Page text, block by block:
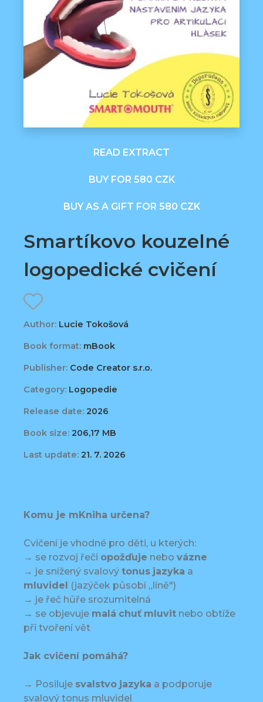
READ EXTRACT
BUY FOR 580 CZK
BUY AS A GIFT FOR 580 CZK
Smartíkovo kouzelné
logopedické cvičení
Author: Lucie Tokošová
Book format: mBook
Publisher: Code Creator s.r.o.
Category: Logopedie
Release date: 2026
Book size: 206,17 MB
Last update: 21. 7. 2026
Komu je mKniha určena?
Cvičení je vhodné pro děti, u kterých:
→ se rozvoj řeči opožďuje nebo vázne
→ je snížený svalový tonus jazyka a
mluvidel
(jazýček působí „líně")
→ je řeč hůře srozumitelná
→ se objevuje malá chuť mluvit nebo obtíže
při tvoření vět
Jak cvičení pomáhá?
→ Posiluje svalstvo jazyka a podporuje
svalový tonus mluvidel